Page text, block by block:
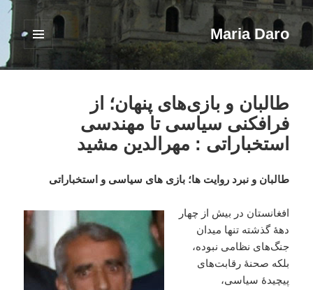
Maria Daro
فهرست
ابزارک‌ها
طالبان و بازی‌های پنهان؛ از
فرافکنی سیاسی تا مهندسی
استخباراتی : مهرالدین مشید
طالبان و نبرد روایت ها؛ بازی های سیاسی و استخباراتی
افغانستان در بیش از چهار
دههٔ گذشته تنها میدان
جنگ‌های نظامی نبوده،
بلکه صحنهٔ رقابت‌های
پیچیدهٔ سیاسی،